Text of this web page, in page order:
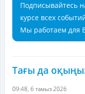
Подписывайтесь
курсе всех
Мы работаем для
Тағы да
09:48, 6 тамыз 2026